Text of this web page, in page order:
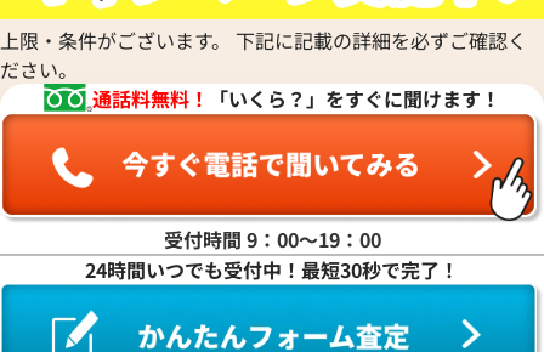
ディオール リング
ディオール リング
上限・条件がございます。 下記に記載の詳細を必ずご確認く
ださい。
通話料無料！
「いくら？」をすぐに聞けます！
受付時間 9：00〜19：00
24時間いつでも受付中！最短30秒で完了！